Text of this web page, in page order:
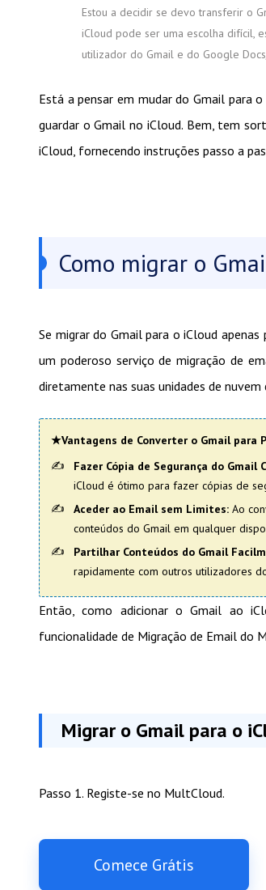
Estou a decidir se devo transferir o
iCloud pode ser uma escolha difícil,
utilizador do Gmail e do Google
Está a pensar em mudar do Gmail para
guardar o Gmail no iCloud. Bem, tem
iCloud, fornecendo instruções passo a
Como migrar o
Se migrar do Gmail para o iCloud
um poderoso serviço de migração de
diretamente nas suas unidades de
★Vantagens de Converter o Gmail para
Fazer Cópia de Segurança do Gmail
iCloud é ótimo para fazer cópias de
Aceder ao Email sem Limites: Ao
conteúdos do Gmail em qualquer
Partilhar Conteúdos do Gmail
rapidamente com outros utilizadores
Então, como adicionar o Gmail ao
funcionalidade de Migração de Email do
Migrar o Gmail para o
Passo 1. Registe-se no MultCloud.
Comece Grátis